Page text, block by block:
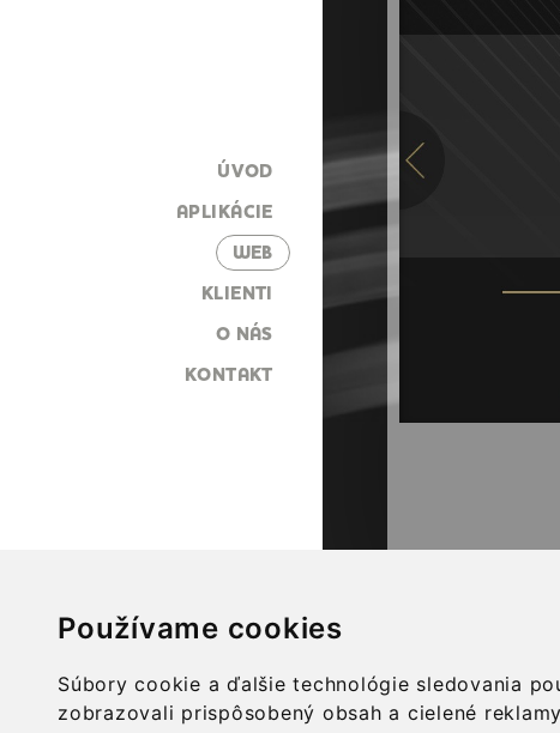
Používame cookies
Súbory cookie a ďalšie technológie sledovania
zobrazovali prispôsobený obsah a cielené
ÚVOD
APLIKÁCIE
WEB
KLIENTI
O NÁS
KONTAKT